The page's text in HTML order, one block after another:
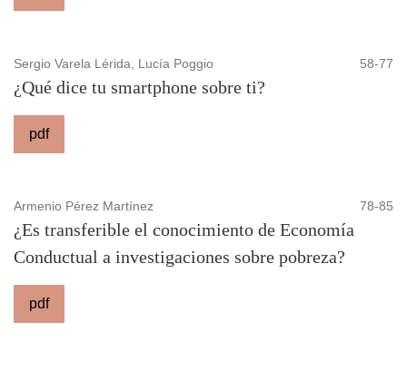
Sergio Varela Lérida, Lucía Poggio 58-77
¿Qué dice tu smartphone sobre ti?
pdf
Armenio Pérez Martínez 78-85
¿Es transferible el conocimiento de Economía
Conductual a investigaciones sobre pobreza?
pdf